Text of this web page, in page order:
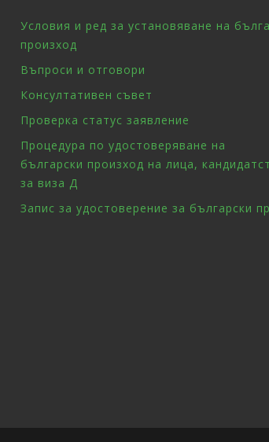
Условия и ред за установяване на
произход
Въпроси и отговори
Консултативен съвет
Проверка статус заявление
Процедура по удостоверяване на
български произход на лица,
за виза Д
Запис за удостоверение за български